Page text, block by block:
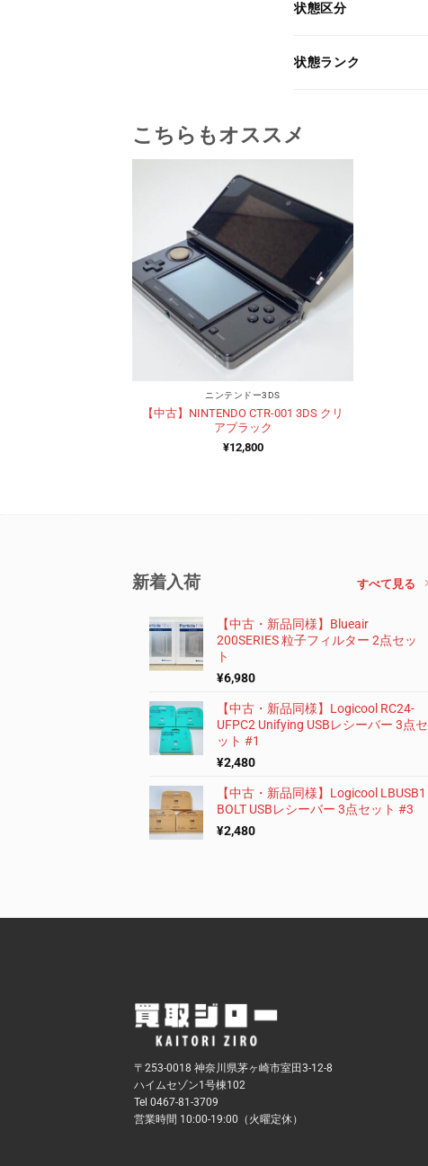
状態区分
状態ランク
こちらもオススメ
ニンテンドー3DS
【中古】NINTENDO CTR-001 3DS クリ
アブラック
¥12,800
新着入荷 すべて見る
【中古・新品同様】Blueair
200SERIES 粒子フィルター 2点セッ
ト
¥6,980
【中古・新品同様】Logicool RC24-
UFPC2 Unifying USBレシーバー 3点セ
ット #1
¥2,480
【中古・新品同様】Logicool LBUSB1
BOLT USBレシーバー 3点セット #3
¥2,480
〒253-0018 神奈川県茅ヶ崎市室田3-12-8
ハイムセゾン1号棟102
Tel 0467-81-3709
営業時間 10:00-19:00（火曜定休）